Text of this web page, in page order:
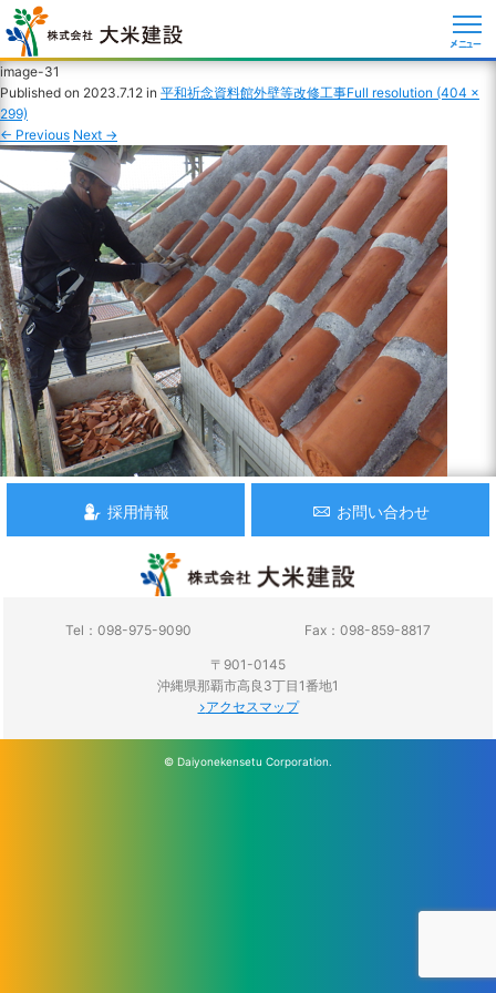
メニュー
image-31
Published on 2023.7.12 in 平和祈念資料館外壁等改修工事Full resolution (404 ×
299)
← Previous Next →
採用情報 お問い合わせ
Tel：098-975-9090 Fax：098-859-8817
〒901-0145
沖縄県那覇市高良3丁目1番地1
アクセスマップ
© Daiyonekensetu Corporation.